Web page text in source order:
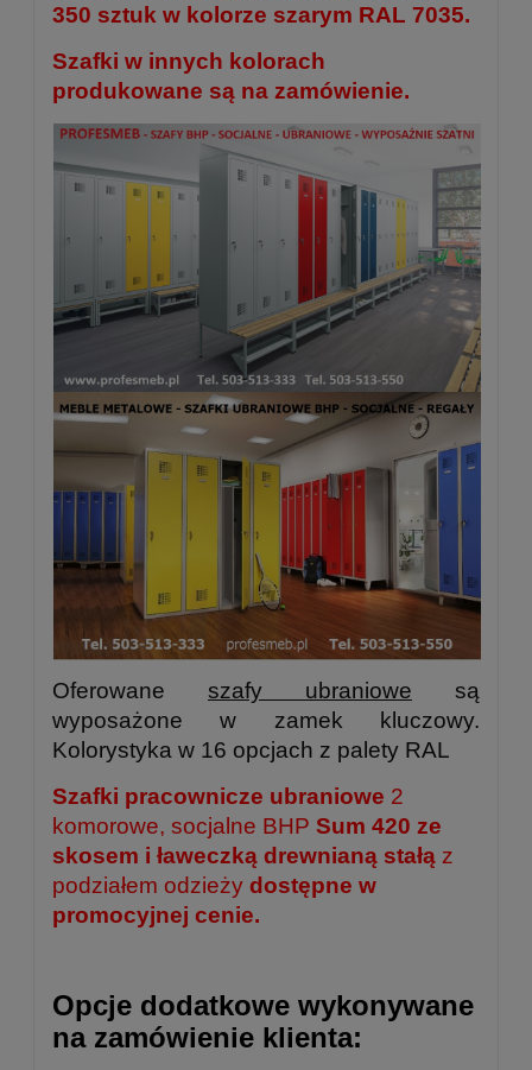
350 sztuk w kolorze szarym RAL 7035.
Szafki w innych kolorach
produkowane są na zamówienie.
Oferowane szafy ubraniowe są
wyposażone w zamek kluczowy.
Kolorystyka w 16 opcjach z palety RAL
Szafki pracownicze ubraniowe 2
komorowe, socjalne BHP Sum 420 ze
skosem i ławeczką drewnianą stałą z
podziałem odzieży dostępne w
promocyjnej cenie.
Opcje dodatkowe wykonywane
na zamówienie klienta: